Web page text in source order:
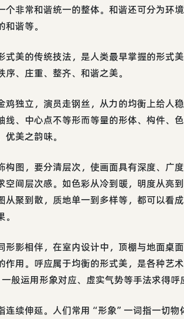
个非常和谐统一的整体。和谐还可分为环
谐等。
式美的传统技法，是人类最早掌握的形式
、庄重、整齐、和谐之美。
鸡独立，演员走钢丝，从力的均衡上给人
线、中心点不等形而等量的形体、构件、
美之韵味。
构图，要分清层次，使画面具有深度、广
空间层次感。如色彩从冷到暖，明度从亮
从聚到散，质地单一到多样等，都可以看
形影相伴，在室内设计中，顶棚与地面桌
作用。呼应属于均衡的形式美，是各种艺
般运用形象对应、虚实气势等手法求得呼
连续伸延。人们常用“形象”一词指一切